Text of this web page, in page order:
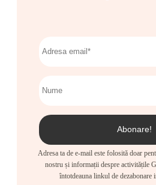
Adresa ta de e-mail este folosită doar
nostru și informații despre activitățile
întotdeauna linkul de dezabonare